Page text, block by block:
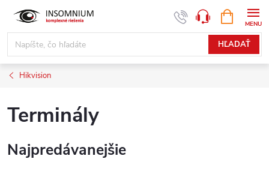
obsah
HĽADAŤ
KOŠÍK
Hikvision
Terminály
Najpredávanejšie
www.insomnium.sk - Chat